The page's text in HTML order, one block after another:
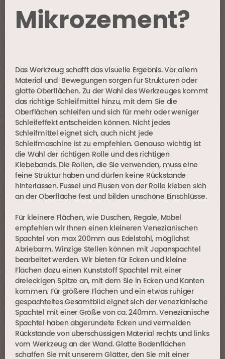
Mikrozement?
Das Werkzeug schafft das visuelle Ergebnis. Vor allem
Material und Bewegungen sorgen für Strukturen oder
glatte Oberflächen. Zu der Wahl des Werkzeuges kommt
das richtige Schleifmittel hinzu, mit dem Sie die
Oberflächen schleifen und sich für mehr oder weniger
Schleifeffekt entscheiden können. Nicht jedes
Schleifmittel eignet sich, auch nicht jede
Schleifmaschine ist zu empfehlen. Genauso wichtig ist
die Wahl der richtigen Rolle und des richtigen
Klebebands. Die Rollen, die Sie verwenden, muss eine
feine Struktur haben und dürfen keine Rückstände
hinterlassen. Fussel und Flusen von der Rolle kleben sich
an der Oberfläche fest und bilden unschöne Einschlüsse.
Für kleinere Flächen, wie Duschen, Regale, Möbel
empfehlen wir Ihnen einen kleineren Venezianischen
Spachtel von max 200mm aus Edelstahl, möglichst
Abriebarm. Winzige Stellen können mit Japanspachtel
bearbeitet werden. Wir bieten für Ecken und kleine
Flächen dazu einen Kunststoff Spachtel mit einer
dreieckigen Spitze an, mit dem Sie in Ecken und Kanten
kommen. Für größere Flächen und ein etwas ruhiger
gespachteltes Gesamtbild eignet sich der venezianische
Spachtel mit einer Größe von ca. 240mm. Venezianische
Spachtel haben abgerundete Ecken und vermeiden
Rückstände von überschüssigen Material rechts und links
vom Werkzeug an der Wand. Glatte Bodenflächen
schaffen Sie mit unserem Glätter, den Sie mit einer